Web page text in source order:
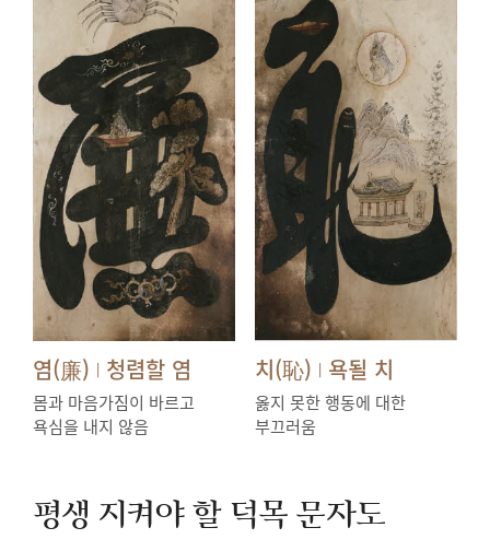
염(廉) | 청렴할 염
몸과 마음가짐이 바르고
욕심을 내지 않음
치(恥) | 욕될 치
옳지 못한 행동에 대한
부끄러움
평생 지켜야 할 덕목 문자도